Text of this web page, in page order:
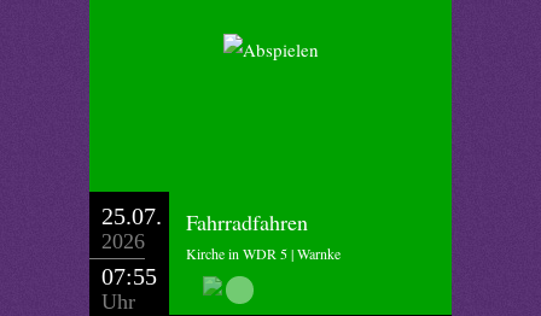
25.07.
2026
07:55
Uhr
Fahrradfahren
Kirche in WDR 5 | Warnke